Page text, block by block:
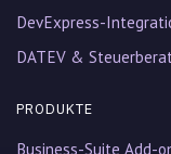
DevExpress-
DATEV &
PRODUKTE
Business-Suite Add-